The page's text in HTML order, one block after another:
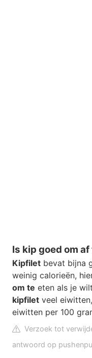
Is kip goed om
Kipfilet bevat bijna
weinig calorieën,
om te eten als je wilt
kipfilet veel
eiwitten per 100
Verzoek tot
antwoord op